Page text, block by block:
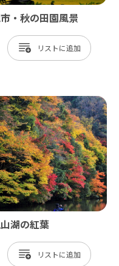
・秋の田園風景
リスト
湖の紅葉
リスト